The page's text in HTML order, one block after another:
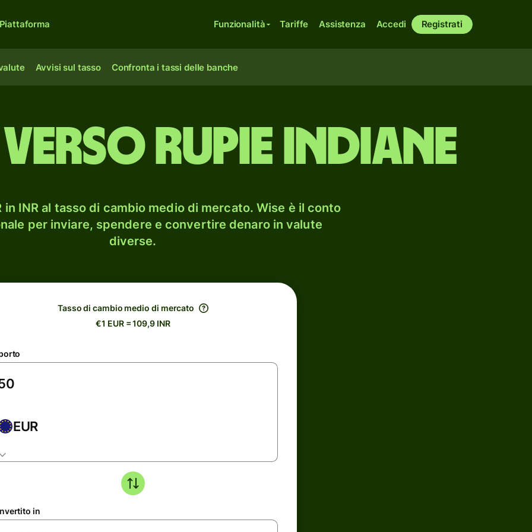
Piattaforma Funzionalità Tariffe Assistenza Accedi Registrati
Avvisi sul tasso Confronta i tassi delle banche
rupie indiane
in INR al tasso di cambio medio di mercato. Wise è il conto
per inviare, spendere e convertire denaro in valute
diverse.
Tasso di cambio medio di mercato
€1 EUR = 109,9 INR
EUR
in